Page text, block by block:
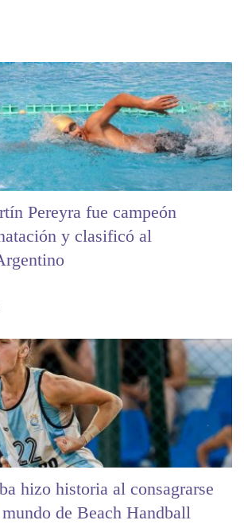
Pereyra fue campeón
y clasificó al
hizo historia al consagrarse
de Beach Handball